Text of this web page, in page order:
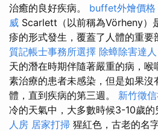
治癒的良好疾病。 buffet外燴價格
威 Scarlett（以前稱為Vörheny）
疹的形式發生，覆蓋了人體的重要
質記帳士事務所選擇 除蟑除害達人
天的潛在時期伴隨著嚴重的病，
素治療的患者未感染，但是如果沒
體，直到疾病的第三週。 新竹徵
冷的天氣中，大多數時候3-10歲的
人房 居家打掃 猩紅色，古老的名